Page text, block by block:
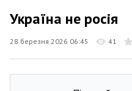
Україна не росія
28 березня 2026 06:45 41